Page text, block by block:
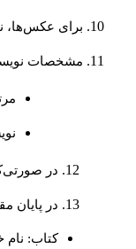
برای عکس‌ها،
مشخصات
در
در پایان
کتاب: نام